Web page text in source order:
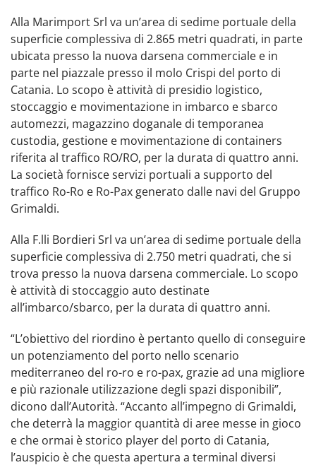
Alla Marimport Srl va un’area di sedime portuale della
superficie complessiva di 2.865 metri quadrati, in parte
ubicata presso la nuova darsena commerciale e in
parte nel piazzale presso il molo Crispi del porto di
Catania. Lo scopo è attività di presidio logistico,
stoccaggio e movimentazione in imbarco e sbarco
automezzi, magazzino doganale di temporanea
custodia, gestione e movimentazione di containers
riferita al traffico RO/RO, per la durata di quattro anni.
La società fornisce servizi portuali a supporto del
traffico Ro-Ro e Ro-Pax generato dalle navi del Gruppo
Grimaldi.
Alla F.lli Bordieri Srl va un’area di sedime portuale della
superficie complessiva di 2.750 metri quadrati, che si
trova presso la nuova darsena commerciale. Lo scopo
è attività di stoccaggio auto destinate
all’imbarco/sbarco, per la durata di quattro anni.
“L’obiettivo del riordino è pertanto quello di conseguire
un potenziamento del porto nello scenario
mediterraneo del ro-ro e ro-pax, grazie ad una migliore
e più razionale utilizzazione degli spazi disponibili”,
dicono dall’Autorità. “Accanto all’impegno di Grimaldi,
che deterrà la maggior quantità di aree messe in gioco
e che ormai è storico player del porto di Catania,
l’auspicio è che questa apertura a terminal diversi